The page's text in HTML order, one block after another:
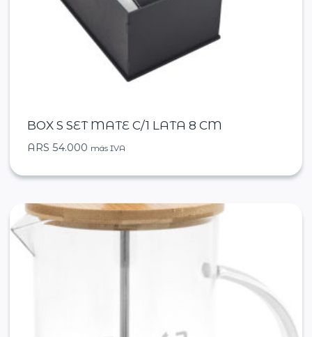
BOX S SET MATE C/1 LATA 8 CM
ARS 54.000 más IVA